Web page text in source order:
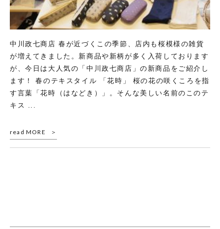
中川政七商店 春が近づくこの季節、店内も桜模様の雑貨
が増えてきました。新商品や新柄が多く入荷しております
が、今日は大人気の「中川政七商店」の新商品をご紹介し
ます！ 春のテキスタイル 「花時」 桜の花の咲くころを指
す言葉「花時（はなどき）」。そんな美しい名前のこのテ
キス ...
read MORE